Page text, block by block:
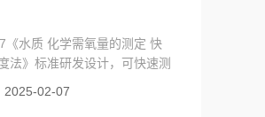
《水质 化学需氧量的测定 快
法》标准研发设计，可快速测
Android智能操作系统，中文
可实现户外快速
2025-02-07